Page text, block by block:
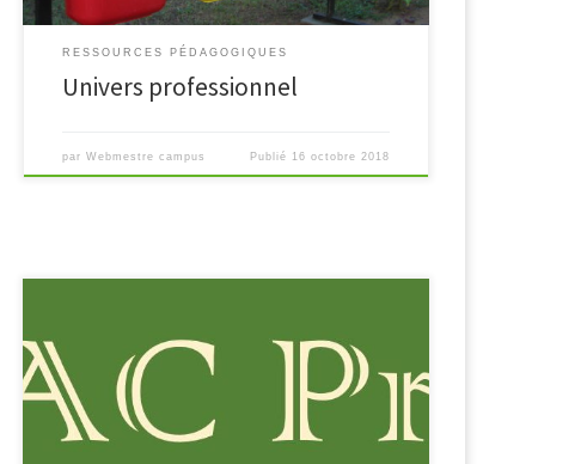
RESSOURCES PÉDAGOGIQUES
Univers professionnel
par Webmestre campus Publié 16 octobre 2018
Assistant à la Gestion des Organisations et de leurs
Activités Accompagnement, Soins et Services à la
Personne Maintenance des Matériels… Maintenance
des Véhicules… Conducteur Transport Routier